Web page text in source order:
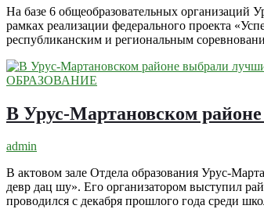
На базе 6 общеобразовательных организаций
рамках реализации федерального проекта
республиканским и региональным
ОБРАЗОВАНИЕ
В Урус-Мартановском
admin
В актовом зале Отдела образования Урус-
девр дац шу». Его организатором выступил
проводился с декабря прошлого года среди